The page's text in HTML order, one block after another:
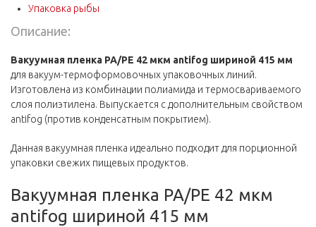
Упаковка рыбы
Описание:
Вакуумная пленка PA/PE 42 мкм antifog шириной 415 мм
для вакуум-термоформовочных упаковочных линий.
Изготовлена из комбинации полиамида и термосвариваемого
слоя полиэтилена. Выпускается с дополнительным свойством
antifog (против конденсатным покрытием).
Данная вакуумная пленка идеально подходит для порционной
упаковки свежих пищевых продуктов.
Вакуумная пленка PA/PE 42 мкм
antifog шириной 415 мм